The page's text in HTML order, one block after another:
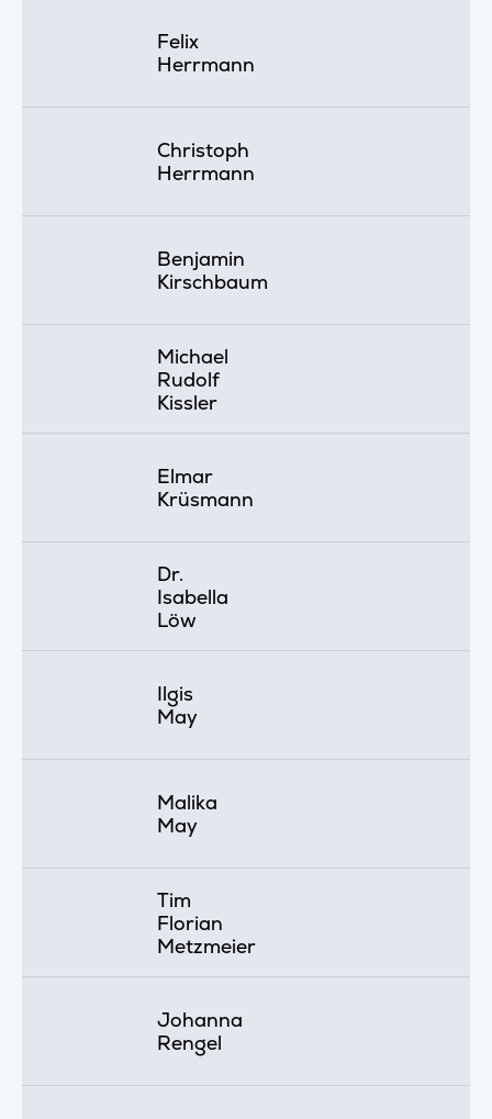
Felix
Herrmann
Christoph
Herrmann
Benjamin
Kirschbaum
Michael
Rudolf
Kissler
Elmar
Krüsmann
Dr.
Isabella
Löw
Ilgis
May
Malika
May
Tim
Florian
Metzmeier
Johanna
Rengel